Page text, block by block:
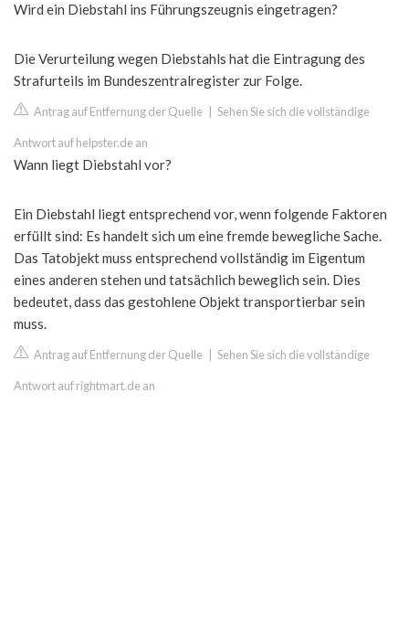
Wird ein Diebstahl ins Führungszeugnis eingetragen?
Die Verurteilung wegen Diebstahls hat die Eintragung des
Strafurteils im Bundeszentralregister zur Folge.
Antrag auf Entfernung der Quelle Sehen Sie sich die vollständige
Antwort auf helpster.de an
Wann liegt Diebstahl vor?
Ein Diebstahl liegt entsprechend vor, wenn folgende Faktoren
erfüllt sind: Es handelt sich um eine fremde bewegliche Sache.
Das Tatobjekt muss entsprechend vollständig im Eigentum
eines anderen stehen und tatsächlich beweglich sein. Dies
bedeutet, dass das gestohlene Objekt transportierbar sein
muss.
Antrag auf Entfernung der Quelle Sehen Sie sich die vollständige
Antwort auf rightmart.de an